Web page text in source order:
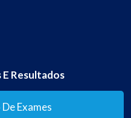
Resultados
Exames